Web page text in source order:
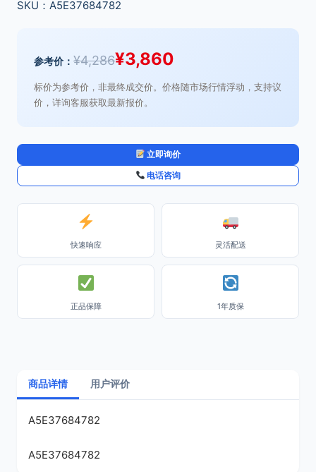
SKU：A5E37684782
参考价： ¥4,286¥3,860
标价为参考价，非最终成交价。价格随市场行情浮动，支持议
价，详询客服获取最新报价。
立即询价
电话咨询
快速响应 灵活配送
正品保障 1年质保
商品详情 用户评价
A5E37684782
A5E37684782